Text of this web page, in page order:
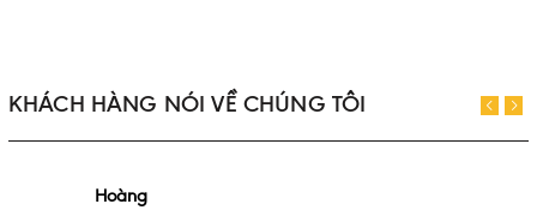
KHÁCH HÀNG NÓI VỀ CHÚNG TÔI
Hoàng